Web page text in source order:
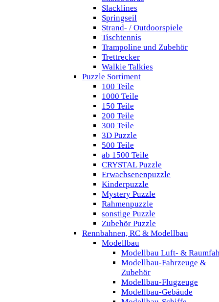
Slacklines
Springseil
Strand- / Outdoorspiele
Tischtennis
Trampoline und Zubehör
Trettrecker
Walkie Talkies
Puzzle Sortiment
100 Teile
1000 Teile
150 Teile
200 Teile
300 Teile
3D Puzzle
500 Teile
ab 1500 Teile
CRYSTAL Puzzle
Erwachsenenpuzzle
Kinderpuzzle
Mystery Puzzle
Rahmenpuzzle
sonstige Puzzle
Zubehör Puzzle
Rennbahnen, RC & Modellbau
Modellbau
Modellbau Luft- &
Modellbau-Fahrzeuge &
Zubehör
Modellbau-Flugzeuge
Modellbau-Gebäude